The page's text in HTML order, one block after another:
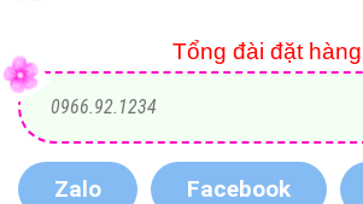
Tổng đài đặt
0966.92.1234
Zalo Facebook